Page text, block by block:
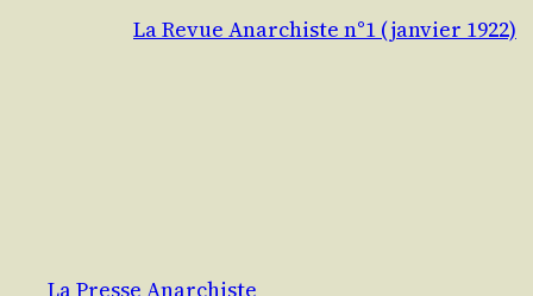
La Revue Anarchiste n°1 (janvier 1922)
La Presse Anarchiste